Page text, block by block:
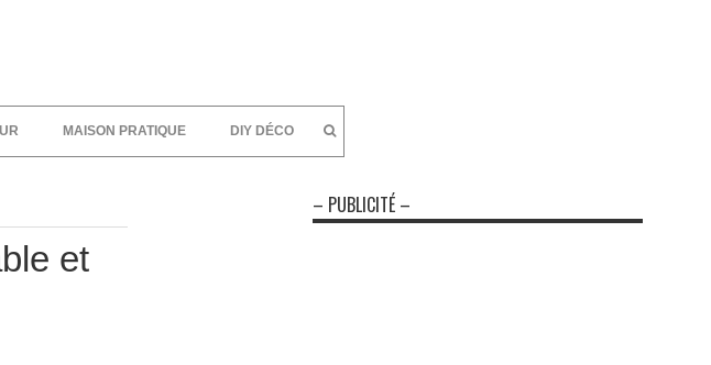
MAISON PRATIQUE DIY DÉCO
et
– PUBLICITÉ –